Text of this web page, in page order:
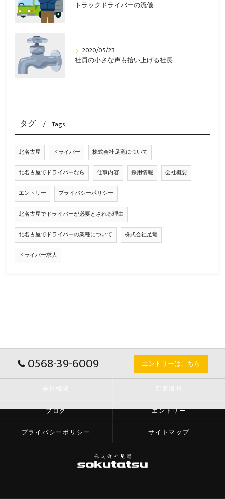
トラックドライバーの流儀
2020/05/23
社員の小さな声も拾い上げる社長
タグ Tags
北名古屋 ドライバー 株式会社足竜について
北名古屋でドライバーなら 仕事内容 採用情報 会社概要
エントリー プライバシーポリシー
北名古屋でドライバーが必要とされる理由
北名古屋でドライバーの業種について 株式会社足竜
ドライバー求人
0568-39-6009 エントリーはこちら
ブログ エントリー
プライバシーポリシー サイトマップ